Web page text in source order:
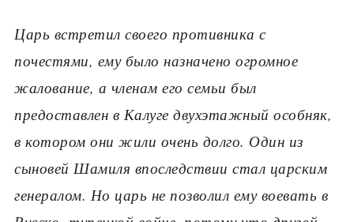
Царь встретил своего противника с
почестями, ему было назначено огромное
жалование, а членам его семьи был
предоставлен в Калуге двухэтажный особняк,
в котором они жили очень долго. Один из
сыновей Шамиля впоследствии стал царским
генералом. Но царь не позволил ему воевать в